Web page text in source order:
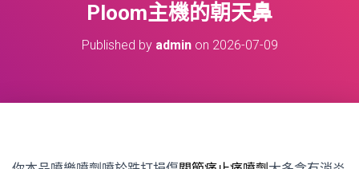
Ploom主機的朝天鼻
Published by adminon 2026-07-09